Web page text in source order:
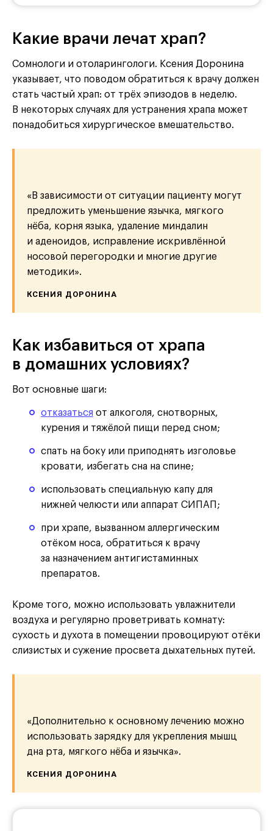
Какие врачи лечат храп?
Сомнологи и отоларингологи. Ксения Доронина
указывает, что поводом обратиться к врачу должен
стать частый храп: от трёх эпизодов в неделю.
В некоторых случаях для устранения храпа может
понадобиться хирургическое вмешательство.
«В зависимости от ситуации пациенту могут
предложить уменьшение язычка, мягкого
нёба, корня языка, удаление миндалин
и аденоидов, исправление искривлённой
носовой перегородки и многие другие
методики».
КСЕНИЯ ДОРОНИНА
Как избавиться от храпа
в домашних условиях?
Вот основные шаги:
отказаться от алкоголя, снотворных,
курения и тяжёлой пищи перед сном;
спать на боку или приподнять изголовье
кровати, избегать сна на спине;
использовать специальную капу для
нижней челюсти или аппарат СИПАП;
при храпе, вызванном аллергическим
отёком носа, обратиться к врачу
за назначением антигистаминных
препаратов.
Кроме того, можно использовать увлажнители
воздуха и регулярно проветривать комнату:
сухость и духота в помещении провоцируют отёки
слизистых и сужение просвета дыхательных путей.
«Дополнительно к основному лечению можно
использовать зарядку для укрепления мышц
дна рта, мягкого нёба и язычка».
КСЕНИЯ ДОРОНИНА